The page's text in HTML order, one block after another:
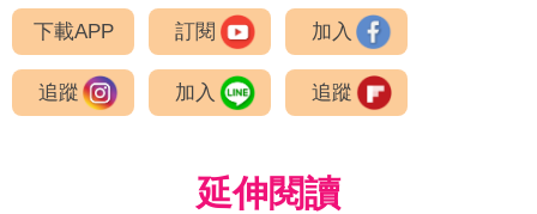
下載APP 訂閱 加入
追蹤 加入 追蹤
延伸閱讀